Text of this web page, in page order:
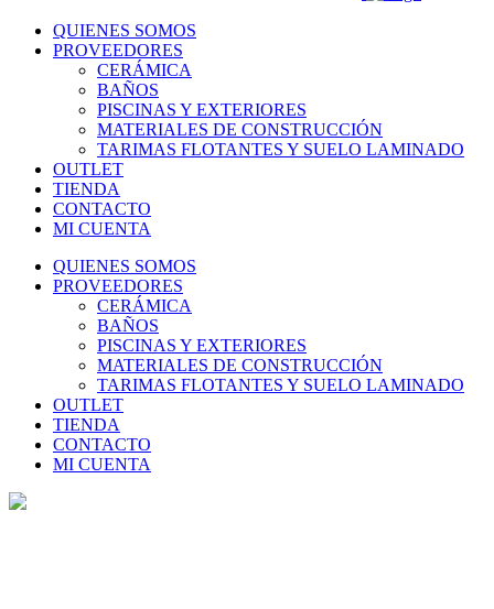
QUIENES SOMOS
PROVEEDORES
CERÁMICA
BAÑOS
PISCINAS Y EXTERIORES
MATERIALES DE CONSTRUCCIÓN
TARIMAS FLOTANTES Y SUELO LAMINADO
OUTLET
TIENDA
CONTACTO
MI CUENTA
QUIENES SOMOS
PROVEEDORES
CERÁMICA
BAÑOS
PISCINAS Y EXTERIORES
MATERIALES DE CONSTRUCCIÓN
TARIMAS FLOTANTES Y SUELO LAMINADO
OUTLET
TIENDA
CONTACTO
MI CUENTA